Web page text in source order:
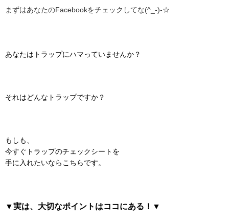
まずはあなたのFacebookをチェックしてな(^_-)-☆
あなたはトラップにハマっていませんか？
それはどんなトラップですか？
もしも、
今すぐトラップのチェックシートを
手に入れたいならこちらです。
▼実は、大切なポイントはココにある！▼